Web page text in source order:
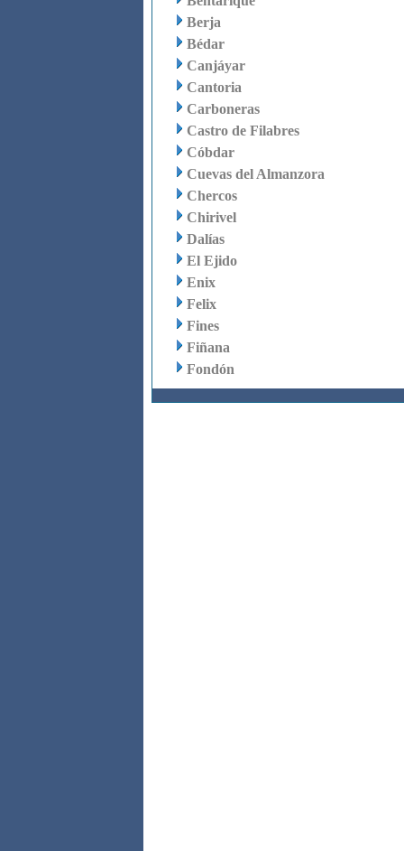
Berja
Bédar
Canjáyar
Cantoria
Carboneras
Castro de Filabres
Cóbdar
Cuevas del Almanzora
Chercos
Chirivel
Dalías
El Ejido
Enix
Felix
Fines
Fiñana
Fondón